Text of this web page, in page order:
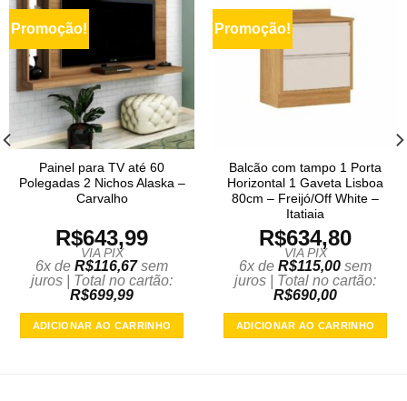
Promoção!
Painel para TV até 60
Polegadas 2 Nichos Alaska –
Carvalho
R$643,99
VIA PIX
6x de R$116,67sem
juros | Total no cartão:
R$699,99
ADICIONAR AO CARRINHO
Promoção!
Balcão com tampo 1 Porta
Horizontal 1 Gaveta Lisboa
80cm – Freijó/Off White –
Itatiaia
R$634,80
VIA PIX
6x de R$115,00 sem
juros | Total no cartão:
R$690,00
ADICIONAR AO CARRINHO